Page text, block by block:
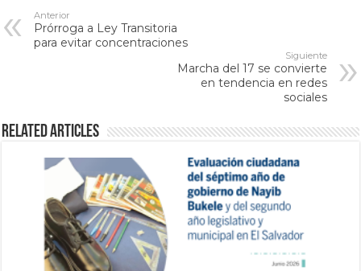
Anterior
Prórroga a Ley Transitoria
para evitar concentraciones
Siguiente
Marcha del 17 se convierte
en tendencia en redes
sociales
Related Articles